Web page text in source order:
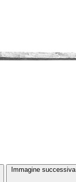
Immagine successiva